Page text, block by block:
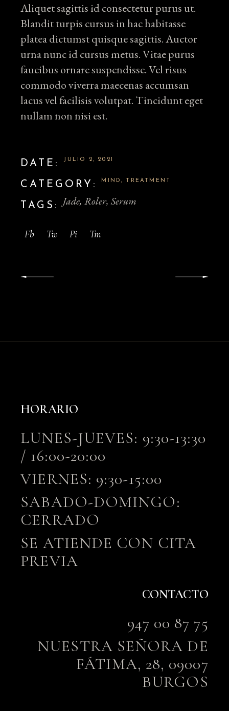
Aliquet sagittis id consectetur purus ut.
Blandit turpis cursus in hac habitasse
platea dictumst quisque sagittis. Auctor
urna nunc id cursus metus. Vitae purus
faucibus ornare suspendisse. Vel risus
commodo viverra maecenas accumsan
lacus vel facilisis volutpat. Tincidunt eget
nullam non nisi est.
DATE: JULIO 2, 2021
CATEGORY: MIND TREATMENT
TAGS: Jade Roler Serum
Fb Tw Pi Tm
HORARIO
LUNES-JUEVES: 9:30-13:30
/ 16:00-20:00
VIERNES: 9:30-15:00
SABADO-DOMINGO:
CERRADO
SE ATIENDE CON CITA
PREVIA
CONTACTO
947 00 87 75
NUESTRA SEÑORA DE
FÁTIMA, 28, 09007
BURGOS